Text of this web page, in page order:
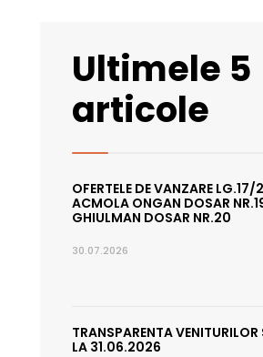
Ultimele 5
articole
OFERTELE DE VANZARE LG.17/
ACMOLA ONGAN DOSAR
GHIULMAN DOSAR NR.20
30.07.2026
TRANSPARENTA VENITURILOR
LA 31.06.2026